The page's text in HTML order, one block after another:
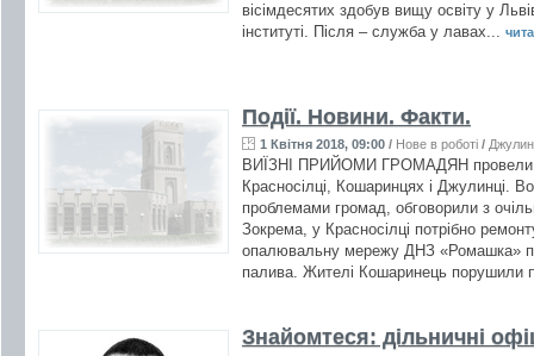
вісімдесятих здобув вищу освіту у
інституті. Після – служба у лавах...
Події. Новини. Факти.
1 Квітня 2018, 09:00 / Нове в роботі /
ВИЇЗНІ ПРИЙОМИ ГРОМАДЯН провели
Красносілці, Кошаринцях і Джулинці.
проблемами громад, обговорили з
Зокрема, у Красносілці потрібно
опалювальну мережу ДНЗ «Ромашка»
палива. Жителі Кошаринець порушили
Знайомтеся: дільничні